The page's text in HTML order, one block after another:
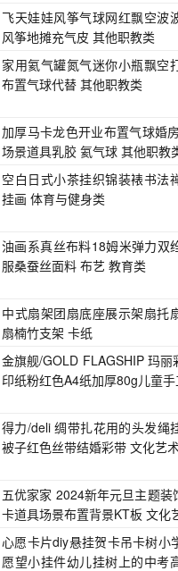
飞天娃娃风筝气球网红飘空波
风筝地摊充气皮 其他职教类
家用氦气罐氮气迷你小瓶飘空
布置气球代替 其他职教类
加厚马卡龙色开业布置气球婚
场景道具乳胶 氦气球 其他职教
空白日式小茶挂织锦装裱书法
挂画 体育与健身类
油画系真丝布料18姆米弹力双
服桑蚕丝面料 布艺 教育类
中式扇架团扇底座展示架扇托
扇楠竹支架 卡纸
金旗舰/GOLD FLAGSHIP 玛
印纸粉红色A4纸加厚80g儿童
得力/deli 绸带扎花用的头发绳
被子红色丝带结婚彩带 文化艺
五优家家 2024新年元旦主题
卡道具场景布置背景KT板 文化
心愿卡片diy悬挂贺卡吊卡树小
愿望小挂件幼儿挂树上的中考